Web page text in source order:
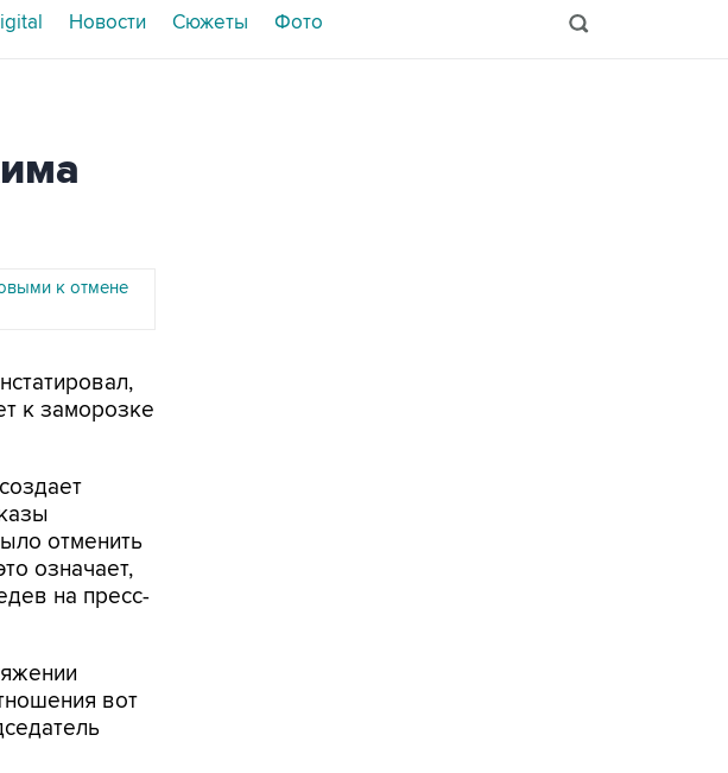
Новости Сюжеты Фото
к отмене
к заморозке
отменить
означает,
на пресс-
вот